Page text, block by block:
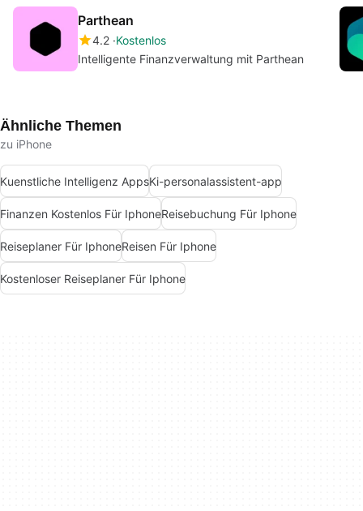
Parthean
4.2 Kostenlos
Intelligente Finanzverwaltung mit Parthean
Ähnliche Themen
zu iPhone
Kuenstliche Intelligenz AppsKi-personalassistent-app
Finanzen Kostenlos Für IphoneReisebuchung Für Iphone
Reiseplaner Für IphoneReisen Für Iphone
Kostenloser Reiseplaner Für Iphone